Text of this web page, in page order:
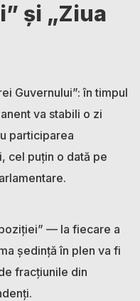
și „Ziua
Guvernului”: în timpul
va stabili o zi
participarea
cel puțin o dată pe
— la fiecare a
ședință în plen va fi
fracțiunile din